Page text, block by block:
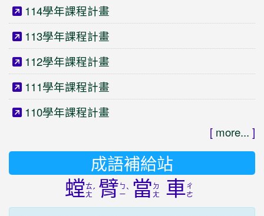
114學年課程計畫
113學年課程計畫
112學年課程計畫
111學年課程計畫
110學年課程計畫
[ more... ]
成語補給站
螳ㄊ
ㄤˊ 臂 ㄅ
ㄧˋ 當 ㄉ
ㄤ
車ㄔ
ㄜ